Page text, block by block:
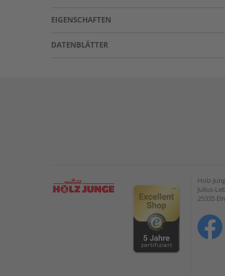
EIGENSCHAFTEN
DATENBLÄTTER
Holz-
Julius-
25335